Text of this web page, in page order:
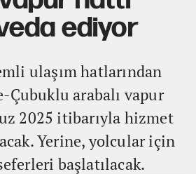
ediyor
ulaşım hatlarından
arabalı vapur
2025 itibarıyla hizmet
Yerine, yolcular için
başlatılacak.